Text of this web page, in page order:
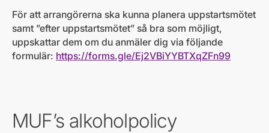
För att arrangörerna ska kunna planera uppstartsmötet
samt ”efter uppstartsmötet” så bra som möjligt,
uppskattar dem om du anmäler dig via följande
formulär: https://forms.gle/Ej2VBiYYBTXqZFn99
MUF’s alkoholpolicy